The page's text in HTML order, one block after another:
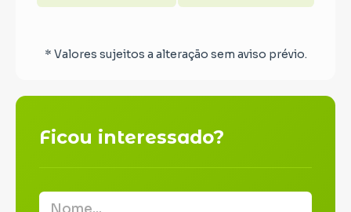
* Valores sujeitos a alteração sem aviso prévio.
Ficou interessado?